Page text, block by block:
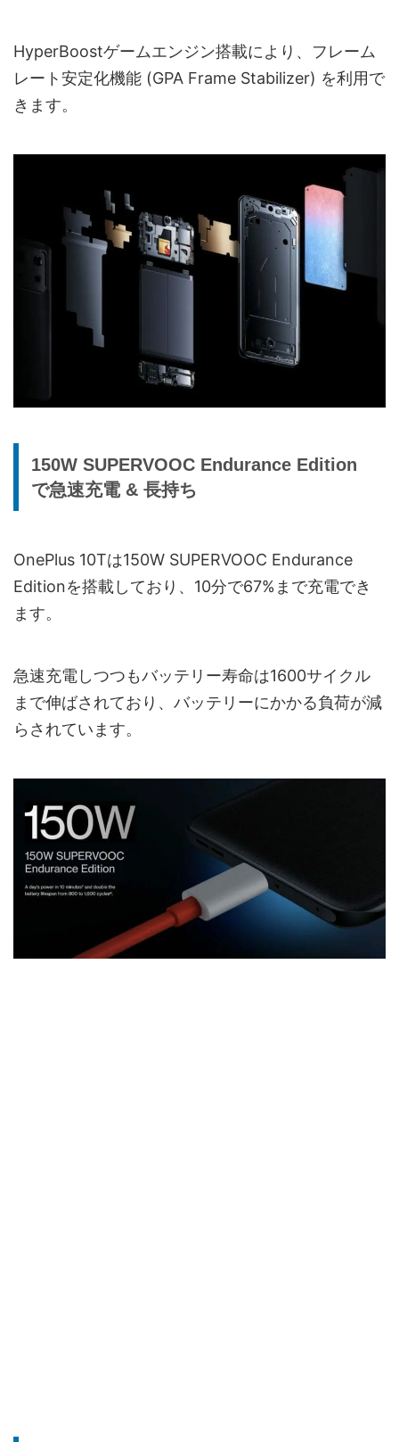
HyperBoostゲームエンジン搭載により、フレーム
レート安定化機能 (GPA Frame Stabilizer) を利用で
きます。
150W SUPERVOOC Endurance Edition
で急速充電 & 長持ち
OnePlus 10Tは150W SUPERVOOC Endurance
Editionを搭載しており、10分で67%まで充電でき
ます。
急速充電しつつもバッテリー寿命は1600サイクル
まで伸ばされており、バッテリーにかかる負荷が減
らされています。